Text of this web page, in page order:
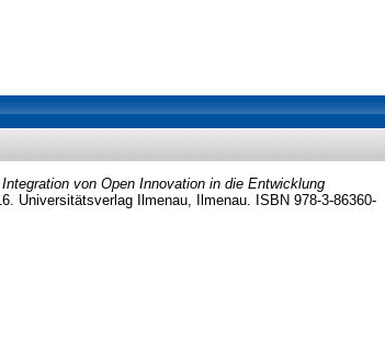
Integration von Open Innovation in die Entwicklung
Universitätsverlag Ilmenau, Ilmenau. ISBN 978-3-86360-